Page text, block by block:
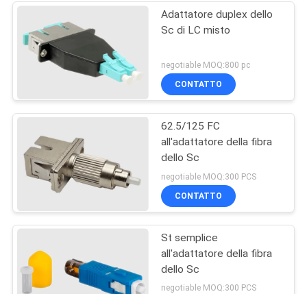
Adattatore duplex dello
Sc di LC misto
negotiable MOQ:800 pc
CONTATTO
62.5/125 FC
all'adattatore della fibra
dello Sc
negotiable MOQ:300 PCS
CONTATTO
St semplice
all'adattatore della fibra
dello Sc
negotiable MOQ:300 PCS